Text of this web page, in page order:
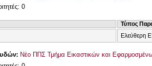
0
Τύπος
Ελεύθερη
Νέο ΠΠΣ Τμήμα Εικαστικών και